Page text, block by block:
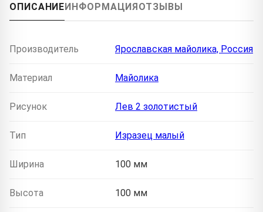
ОПИСАНИЕИНФОРМАЦИЯОТЗЫВЫ
Производитель Ярославская майолика, Россия
Материал Майолика
Рисунок Лев 2 золотистый
Тип Изразец малый
Ширина 100 мм
Высота 100 мм